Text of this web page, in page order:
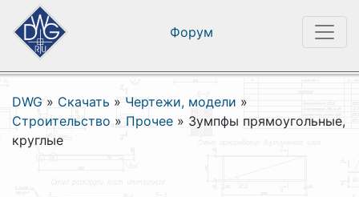
Форум
DWG » Скачать » Чертежи, модели »
Строительство » Прочее » Зумпфы прямоугольные,
круглые